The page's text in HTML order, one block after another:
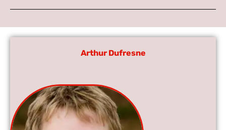
Arthur Dufresne